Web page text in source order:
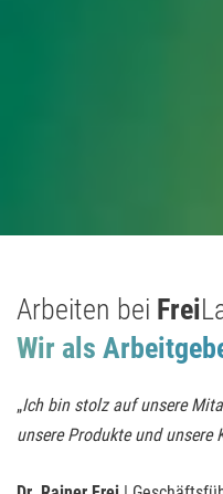
Arbeiten bei Frei
Wir als
„Ich bin stolz auf unsere
unsere Produkte und unsere